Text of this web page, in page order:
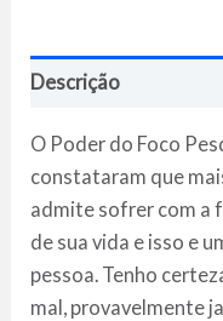
Descrição
O Poder do Foco
constataram que
admite sofrer com a
de sua vida e isso e
pessoa. Tenho
mal, provavelmente